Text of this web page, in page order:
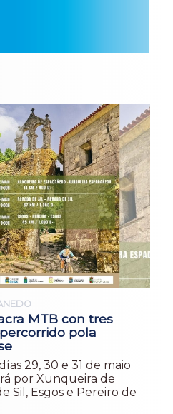
MTB con tres
pola
29, 30 e 31 de maio
por Xunqueira de
Sil, Esgos e Pereiro de